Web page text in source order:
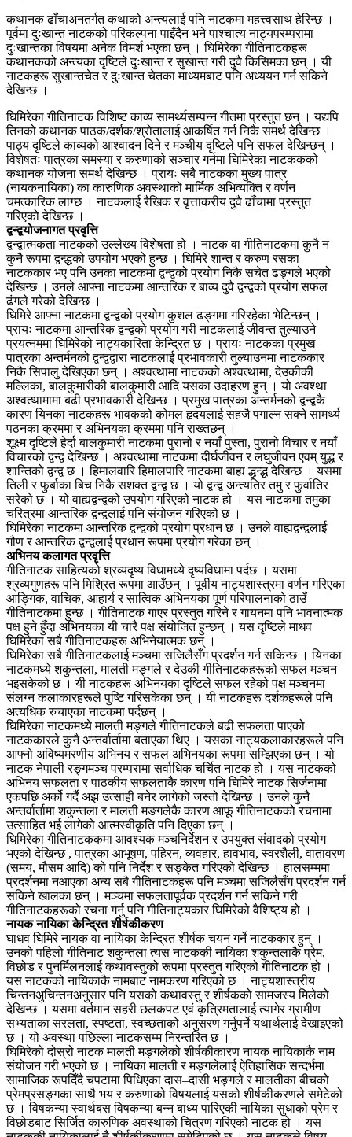
कथानक ढाँचाअनतर्गत कथाको अन्त्यलाई पनि नाटकमा महत्त्वसाथ हेरिन्छ ।
पूर्वमा दुःखान्त नाटकको परिकल्पना पाइँदैन भने पाश्चात्य नाट्यपरम्परामा
दुःखान्तका विषयमा अनेक विमर्श भएका छन् । घिमिरेका गीतिनाटकहरू
कथानकको अन्त्यका दृष्टिले दुःखान्त र सुखान्त गरी दुवै किसिमका छन् । यी
नाटकहरू सुखान्तचेत र दुःखान्त चेतका माध्यमबाट पनि अध्ययन गर्न सकिने
देखिन्छ ।
घिमिरेका गीतिनाटक विशिष्ट काव्य सामर्थ्यसम्पन्न गीतमा प्रस्तुत छन् । यद्यपि
तिनको कथानक पाठक/दर्शक/श्रोतालाई आकर्षित गर्न निकै समर्थ देखिन्छ ।
पाठ्य दृष्टिले काव्यको आश्वादन दिने र मञ्चीय दृष्टिले पनि सफल देखिन्छन् ।
विशेषतः पात्रका समस्या र करुणाको सञ्चार गर्नमा घिमिरेका नाटककको
कथानक योजना समर्थ देखिन्छ । प्रायः सबै नाटकका मुख्य पात्र
(नायकनायिका) का कारुणिक अवस्थाको मार्मिक अभिव्यक्ति र वर्णन
चमत्कारिक लाग्छ । नाटकलाई रैखिक र वृत्ताकरीय दुवै ढाँचामा प्रस्तुत
गरिएको देखिन्छ ।
द्वन्द्वयोजनागत प्रवृत्ति
द्वन्द्वात्मकता नाटकको उल्लेख्य विशेषता हो । नाटक वा गीतिनाटकमा कुनै न
कुनै रूपमा द्वन्द्धको उपयोग भएको हुन्छ । घिमिरे शान्त र करुण रसका
नाटककार भए पनि उनका नाटकमा द्वन्द्वको प्रयोग निकै सचेत ढङ्गले भएको
देखिन्छ । उनले आफ्ना नाटकमा आन्तरिक र बाव्य दुवै द्वन्द्वको प्रयोग सफल
ढंगले गरेको देखिन्छ ।
घिमिरे आफ्ना नाटकमा द्वन्द्वको प्रयोग कुशल ढङ्गमा गरिरहेका भेटिन्छन् ।
प्रायः नाटकमा आन्तरिक द्वन्द्वको प्रयोग गरी नाटकलाई जीवन्त तुल्याउने
प्रयत्नममा घिमिरेको नाट्यकारिता केन्द्रित छ । प्रायः नाटकका प्रमुख
पात्रका अन्तर्मनको द्वन्द्वद्वारा नाटकलाई प्रभावकारी तुल्याउनमा नाटककार
निकै सिपालु देखिएका छन् । अश्वत्थामा नाटकको अश्वत्थामा, देउकीकी
मल्लिका, बालकुमारीकी बालकुमारी आदि यसका उदाहरण हुन् । यो अवश्था
अश्वत्थामामा बढी प्रभावकारी देखिन्छ । प्रमुख पात्रका अन्तर्मनको द्वन्द्वकै
कारण यिनका नाटकहरू भावकको कोमल हृदयलाई सहजै पगाल्न सक्ने सामर्थ्य
पठनका क्रममा र अभिनयका क्रममा पनि राख्तछन् ।
शूक्ष्म दृष्टिले हेर्दा बालकुमारी नाटकमा पुरानो र नयाँ पुस्ता, पुरानो विचार र नयाँ
विचारको द्वन्द्व देखिन्छ । अश्वत्थामा नाटकमा दीर्घजीवन र लघुजीवन एवम् युद्ध र
शान्तिको द्वन्द्व छ । हिमालवारि हिमालपारि नाटकमा बाह्य द्धन्द्ध देखिन्छ । यसमा
तिली र फुर्बाका बिच निकै सशक्त द्वन्द्व छ । यो द्वन्द्व अन्त्यतिर तमु र फुर्वातिर
सरेको छ । यो वाह्यद्वन्द्वको उपयोग गरिएको नाटक हो । यस नाटकमा तमुका
चरित्रमा आन्तरिक द्वन्द्वलाई पनि संयोजन गरिएको छ ।
घिमिरेका नाटकमा आन्तरिक द्वन्द्वको प्रयोग प्रधान छ । उनले वाह्यद्वन्द्वलाई
गौण र आन्तरिक द्वन्द्वलाई प्रधान रूपमा प्रयोग गरेका छन् ।
अभिनय कलागत प्रवृत्ति
गीतिनाटक साहित्यको श्रव्यदृष्य विधामध्ये दृष्यविधामा पर्दछ । यसमा
श्रव्यगुणहरू पनि मिश्रित रूपमा आउँछन् । पूर्वीय नाट्यशास्त्रमा वर्णन गरिएका
आङ्गिक, वाचिक, आहार्य र सात्विक अभिनयका पूर्ण परिपालनाको ठाउँ
गीतिनाटकमा हुन्छ । गीतिनाटक गाएर प्रस्तुत गरिने र गायनमा पनि भावनात्मक
पक्ष हुने हुँदा अभिनयका यी चारै पक्ष संयोजित हुन्छन् । यस दृष्टिले माधव
घिमिरेका सबै गीतिनाटकहरू अभिनेयात्मक छन् ।
घिमिरेका सबै गीतिनाटकलाई मञ्चमा सजिलैसँग प्रदर्शन गर्न सकिन्छ । यिनका
नाटकमध्ये शकुन्तला, मालती मङ्गले र देउकी गीतिनाटकहरूको सफल मञ्चन
भइसकेको छ । यी नाटकहरू अभिनयका दृष्टिले सफल रहेको पक्ष मञ्चनमा
संलग्न कलाकारहरूले पुष्टि गरिसकेका छन् । यी नाटकहरू दर्शकहरूले पनि
अत्यधिक रुचाएका नाटकमा पर्दछन् ।
घिमिरेका नाटकमध्ये मालती मङ्गले गीतिनाटकले बढी सफलता पाएको
नाटककारले कुनै अन्तर्वार्तामा बताएका थिए । यसका नाट्यकलाकारहरूले पनि
आफ्नो अविष्यमरणीय अभिनय र सफल अभिनयका रूपमा सम्झिएका छन् । यो
नाटक नेपाली रङ्गमञ्च परम्परामा सर्वाधिक चर्चित नाटक हो । यस नाटकको
अभिनय सफलता र पाठकीय सफलताकै कारण पनि घिमिरे नाटक सिर्जनामा
एकपछि अर्को गर्दै अझ उत्साही बनेर लागेको जस्तो देखिन्छ । उनले कुनै
अन्तर्वार्तामा शकुन्तला र मालती मङगलेकै कारण आफू गीतिनाटकको रचनामा
उत्साहित भई लागेको आत्मस्वीकृति पनि दिएका छन् ।
घिमिरेका गीतिनाटककमा आवश्यक मञ्चनिर्देशन र उपयुक्त संवादको प्रयोग
भएको देखिन्छ , पात्रका आभूषण, पहिरन, व्यवहार, हावभाव, स्वरशैली, वातावरण
(समय, मौसम आदि) को पनि निर्देश र सङ्केत गरिएको देखिन्छ । हालसम्ममा
प्रदर्शनमा नआएका अन्य सबै गीतिनाटकहरू पनि मञ्चमा सजिलैसँग प्रदर्शन गर्न
सकिने खालका छन् । मञ्चमा सफलतापूर्वक प्रदर्शन गर्न सकिने गरी
गीतिनाटकहरूको रचना गर्नु पनि गीतिनाट्यकार घिमिरेको वैशिष्ट्य हो ।
नायक नायिका केन्द्रित शीर्षकीकरण
घाधव घिमिरे नायक वा नायिका केन्द्रित शीर्षक चयन गर्ने नाटककार हुन् ।
उनको पहिलो गीतिनाट शकुन्तला त्यस नाटककी नायिका शकुन्तलाकै प्रेम,
विछोड र पुनर्मिलनलाई कथावस्तुको रूपमा प्रस्तुत गरिएको गीतिनाटक हो ।
यस नाटकको नायिकाकै नामबाट नामकरण गरिएको छ । नाट्यशास्त्रीय
चिन्तनअुचिन्तनअनुसार पनि यसको कथावस्तु र शीर्षकको सामजस्य मिलेको
देखिन्छ । यसमा वर्तमान सहरी छलकपट एवं कृत्रिमतालाई त्यागेर ग्रामीण
सभ्यताका सरलता, स्पष्टता, स्वच्छताको अनुसरण गर्नुपर्ने यथार्थलाई देखाइएको
छ । यो अवस्था पछिल्ला नाटकसम्म निरन्तरित छ ।
घिमिरेको दोस्रो नाटक मालती मङ्गलेको शीर्षकीकारण नायक नायिकाकै नाम
संयोजन गरी भएको छ । नायिका मालती र मङ्गलेलाई ऐतिहासिक सन्दर्भमा
सामाजिक रूपदिँदै चपटामा पिधिएका दास–दासी भङ्गले र मालतीका बीचको
प्रेमप्रसङ्गका साथै भय र करुणाको विषयलाई यसको शीर्षकीकरणले समेटेको
छ । विषकन्या स्वार्थबस विषकन्या बन्न बाध्य पारिएकी नायिका सुधाको प्रेम र
विछोडबाट सिर्जित कारुणिक अवस्थाको चित्रण गरिएको नाटक हो । यस